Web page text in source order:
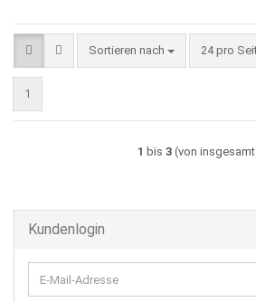
Sortieren nach
Sortieren nach 24 pro
pro Seite
1
1 bis 3(von insgesamt
Kundenlogin
E-
Mail-